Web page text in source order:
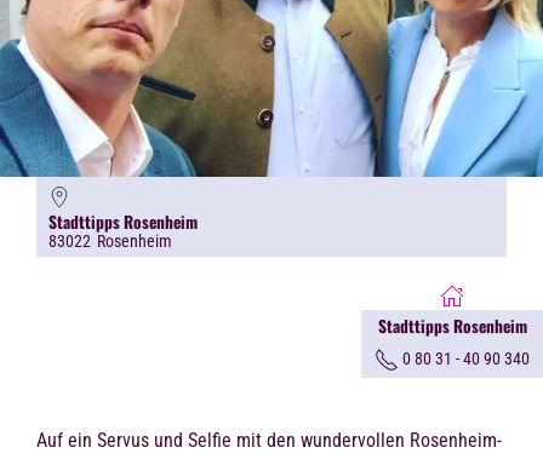
Stadttipps Rosenheim
83022 Rosenheim
Stadttipps Rosenheim
0 80 31 - 40 90 340
Auf ein Servus und Selfie mit den wundervollen Rosenheim-